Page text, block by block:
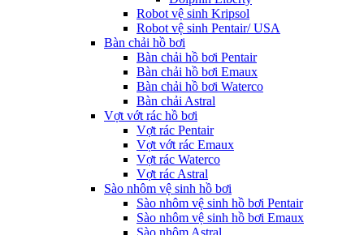
Robot vệ sinh Kripsol
Robot vệ sinh Pentair/ USA
Bàn chải hồ bơi
Bàn chải hồ bơi Pentair
Bàn chải hồ bơi Emaux
Bàn chải hồ bơi Waterco
Bàn chải Astral
Vợt vớt rác hồ bơi
Vợt rác Pentair
Vợt vớt rác Emaux
Vợt rác Waterco
Vợt rác Astral
Sào nhôm vệ sinh hồ bơi
Sào nhôm vệ sinh hồ bơi Pentair
Sào nhôm vệ sinh hồ bơi Emaux
Sào nhôm Astral